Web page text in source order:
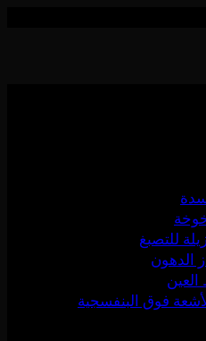
للتصبغ
الدهون
العين
فوق البنفسجية